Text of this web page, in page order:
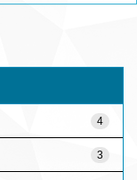
4
3